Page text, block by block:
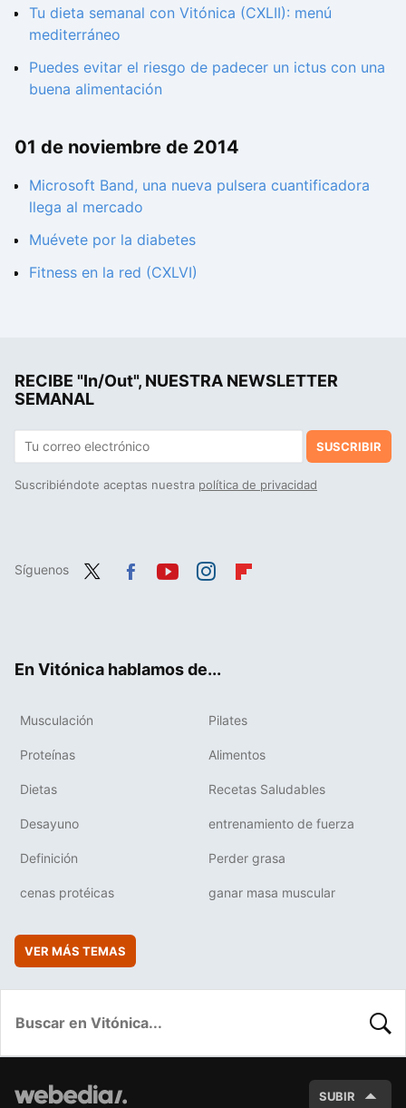
Tu dieta semanal con Vitónica (CXLII): menú
mediterráneo
Puedes evitar el riesgo de padecer un ictus con una
buena alimentación
01 de noviembre de 2014
Microsoft Band, una nueva pulsera cuantificadora
llega al mercado
Muévete por la diabetes
Fitness en la red (CXLVI)
RECIBE "In/Out", NUESTRA NEWSLETTER
SEMANAL
SUSCRIBIR
Suscribiéndote aceptas nuestra política de privacidad
Síguenos
En Vitónica hablamos de...
Musculación Pilates
Proteínas Alimentos
Dietas Recetas Saludables
Desayuno entrenamiento de fuerza
Definición Perder grasa
cenas protéicas ganar masa muscular
VER MÁS TEMAS
SUBIR